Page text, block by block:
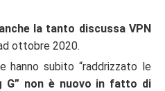
anche la tanto discussa VPN
ottobre 2020.
subito “raddrizzato le
G” non è nuovo in fatto di